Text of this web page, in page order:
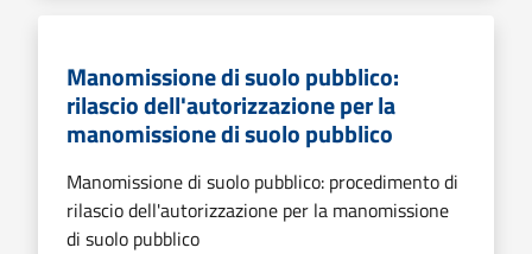
Manomissione di suolo pubblico:
rilascio dell'autorizzazione per la
manomissione di suolo pubblico
Manomissione di suolo pubblico: procedimento di
rilascio dell'autorizzazione per la manomissione
di suolo pubblico